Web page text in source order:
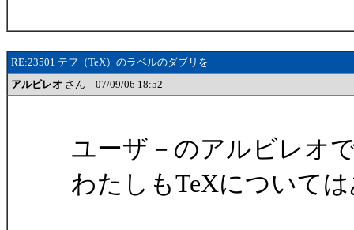
RE:23501 テフ（TeX）のラベルのダブリを
アルビレオ さん 07/09/06 18:52
ユーザ－のアルビレオ
わたしもTeXについて